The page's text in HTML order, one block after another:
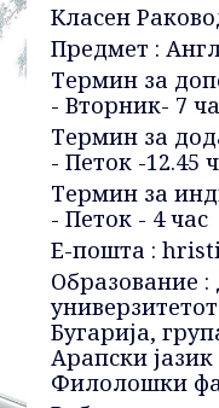
Класен
Предмет :
Термин за
- Вторник- 7
Термин за
- Петок -12.45
Термин за
- Петок - 4 час
Е-пошта :
Образование
Бугарија,
Арапски
Филолошки